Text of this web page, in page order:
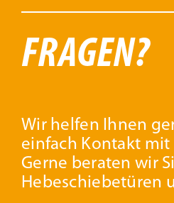
FRAGEN?
Wir helfen Ihnen
einfach Kontakt mit
Gerne beraten wir
Hebeschiebetüren